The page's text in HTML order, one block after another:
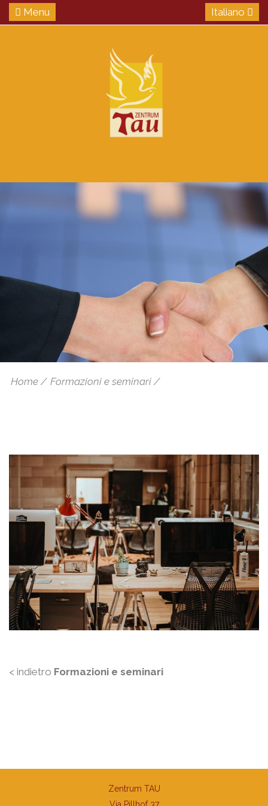
Menu Italiano
Home Formazioni e seminari
< indietro Formazioni e seminari
Zentrum TAU